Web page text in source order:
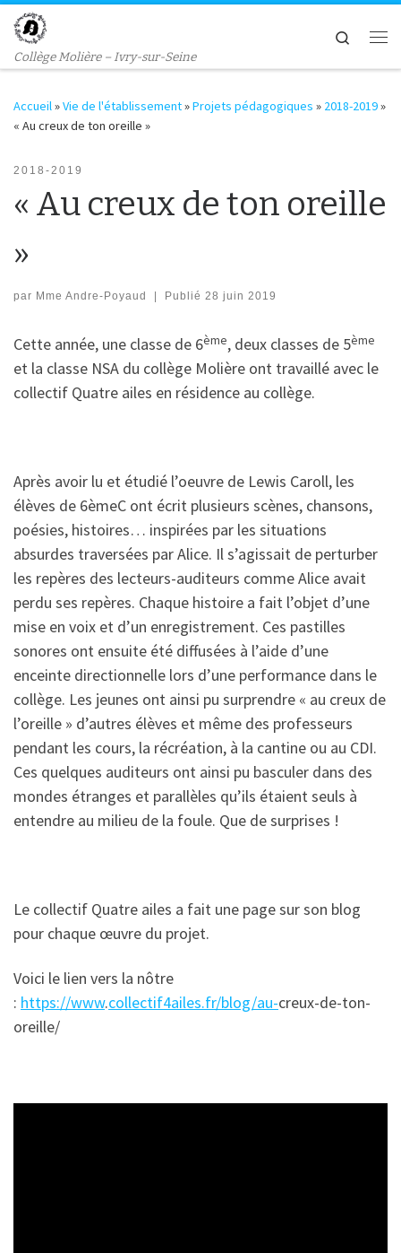
Passer au contenu
Collège Molière – Ivry-sur-Seine
Search
Accueil »Vie de l'établissement»Projets pédagogiques » 2018-2019»
« Au creux de ton oreille »
2018-2019
« Au creux de ton oreille
»
par Mme Andre-Poyaud Publié 28 juin 2019
Cette année, une classe de 6ème, deux classes de 5ème
et la classe NSA du collège Molière ont travaillé avec le
collectif Quatre ailes en résidence au collège.
Après avoir lu et étudié l’oeuvre de Lewis Caroll, les
élèves de 6èmeC ont écrit plusieurs scènes, chansons,
poésies, histoires… inspirées par les situations
absurdes traversées par Alice. Il s’agissait de perturber
les repères des lecteurs-auditeurs comme Alice avait
perdu ses repères. Chaque histoire a fait l’objet d’une
mise en voix et d’un enregistrement. Ces pastilles
sonores ont ensuite été diffusées à l’aide d’une
enceinte directionnelle lors d’une performance dans le
collège. Les jeunes ont ainsi pu surprendre « au creux de
l’oreille » d’autres élèves et même des professeurs
pendant les cours, la récréation, à la cantine ou au CDI.
Ces quelques auditeurs ont ainsi pu basculer dans des
mondes étranges et parallèles qu’ils étaient seuls à
entendre au milieu de la foule. Que de surprises !
Le collectif Quatre ailes a fait une page sur son blog
pour chaque œuvre du projet.
Voici le lien vers la nôtre
: https://www.collectif4ailes.fr/blog/au-creux-de-ton-
oreille/